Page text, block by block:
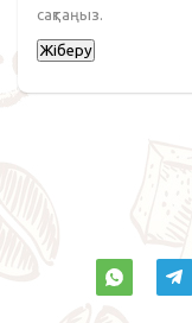
сақтаңыз.